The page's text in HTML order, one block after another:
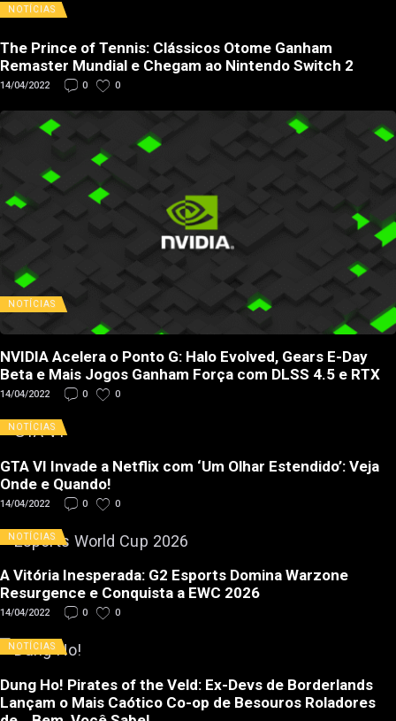
NOTÍCIAS
The Prince of Tennis: Clássicos Otome Ganham
Remaster Mundial e Chegam ao Nintendo Switch 2
14/04/2022 0 0
NOTÍCIAS
NVIDIA Acelera o Ponto G: Halo Evolved, Gears E-Day
Beta e Mais Jogos Ganham Força com DLSS 4.5 e RTX
14/04/2022 0 0
NOTÍCIAS
GTA VI Invade a Netflix com ‘Um Olhar Estendido’: Veja
Onde e Quando!
14/04/2022 0 0
NOTÍCIAS
A Vitória Inesperada: G2 Esports Domina Warzone
Resurgence e Conquista a EWC 2026
14/04/2022 0 0
NOTÍCIAS
Dung Ho! Pirates of the Veld: Ex-Devs de Borderlands
Lançam o Mais Caótico Co-op de Besouros Roladores